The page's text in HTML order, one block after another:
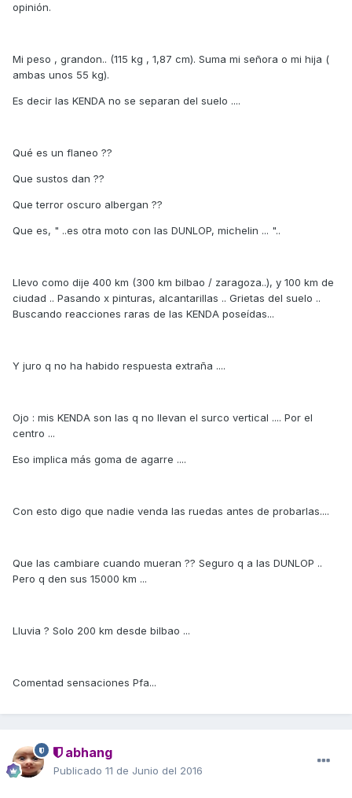
opinión.
Mi peso , grandon.. (115 kg , 1,87 cm). Suma mi señora o mi hija (
ambas unos 55 kg).
Es decir las KENDA no se separan del suelo ....
Qué es un flaneo ??
Que sustos dan ??
Que terror oscuro albergan ??
Que es, " ..es otra moto con las DUNLOP, michelin ... "..
Llevo como dije 400 km (300 km bilbao / zaragoza..), y 100 km de
ciudad .. Pasando x pinturas, alcantarillas .. Grietas del suelo ..
Buscando reacciones raras de las KENDA poseídas...
Y juro q no ha habido respuesta extraña ....
Ojo : mis KENDA son las q no llevan el surco vertical .... Por el
centro ...
Eso implica más goma de agarre ....
Con esto digo que nadie venda las ruedas antes de probarlas....
Que las cambiare cuando mueran ?? Seguro q a las DUNLOP ..
Pero q den sus 15000 km ...
Lluvia ? Solo 200 km desde bilbao ...
Comentad sensaciones Pfa...
abhang
Publicado 11 de Junio del 2016